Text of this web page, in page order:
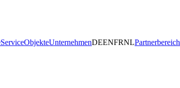
ServiceObjekteUnternehmenDEENFRNLPartnerbereich